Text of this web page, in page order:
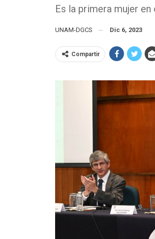
Es la primera mujer
UNAM-DGCS Dic 6, 2023
Compartir